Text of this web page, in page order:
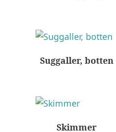
Suggaller, botten
Skimmer